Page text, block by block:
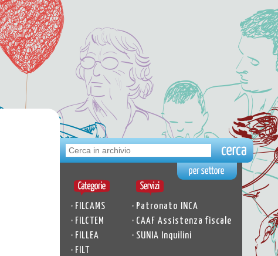
• FILCAMS
• FILCTEM
• FILLEA
• FILT
• Patronato INCA
• CAAF Assistenza fiscale
• SUNIA Inquilini